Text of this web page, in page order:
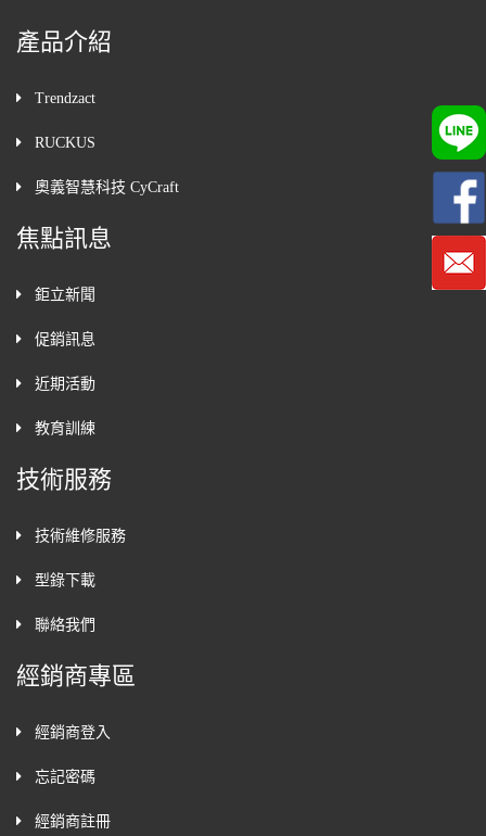
產品介紹
Trendzact
RUCKUS
奧義智慧科技 CyCraft
焦點訊息
鉅立新聞
促銷訊息
近期活動
教育訓練
技術服務
技術維修服務
型錄下載
聯絡我們
經銷商專區
經銷商登入
忘記密碼
經銷商註冊